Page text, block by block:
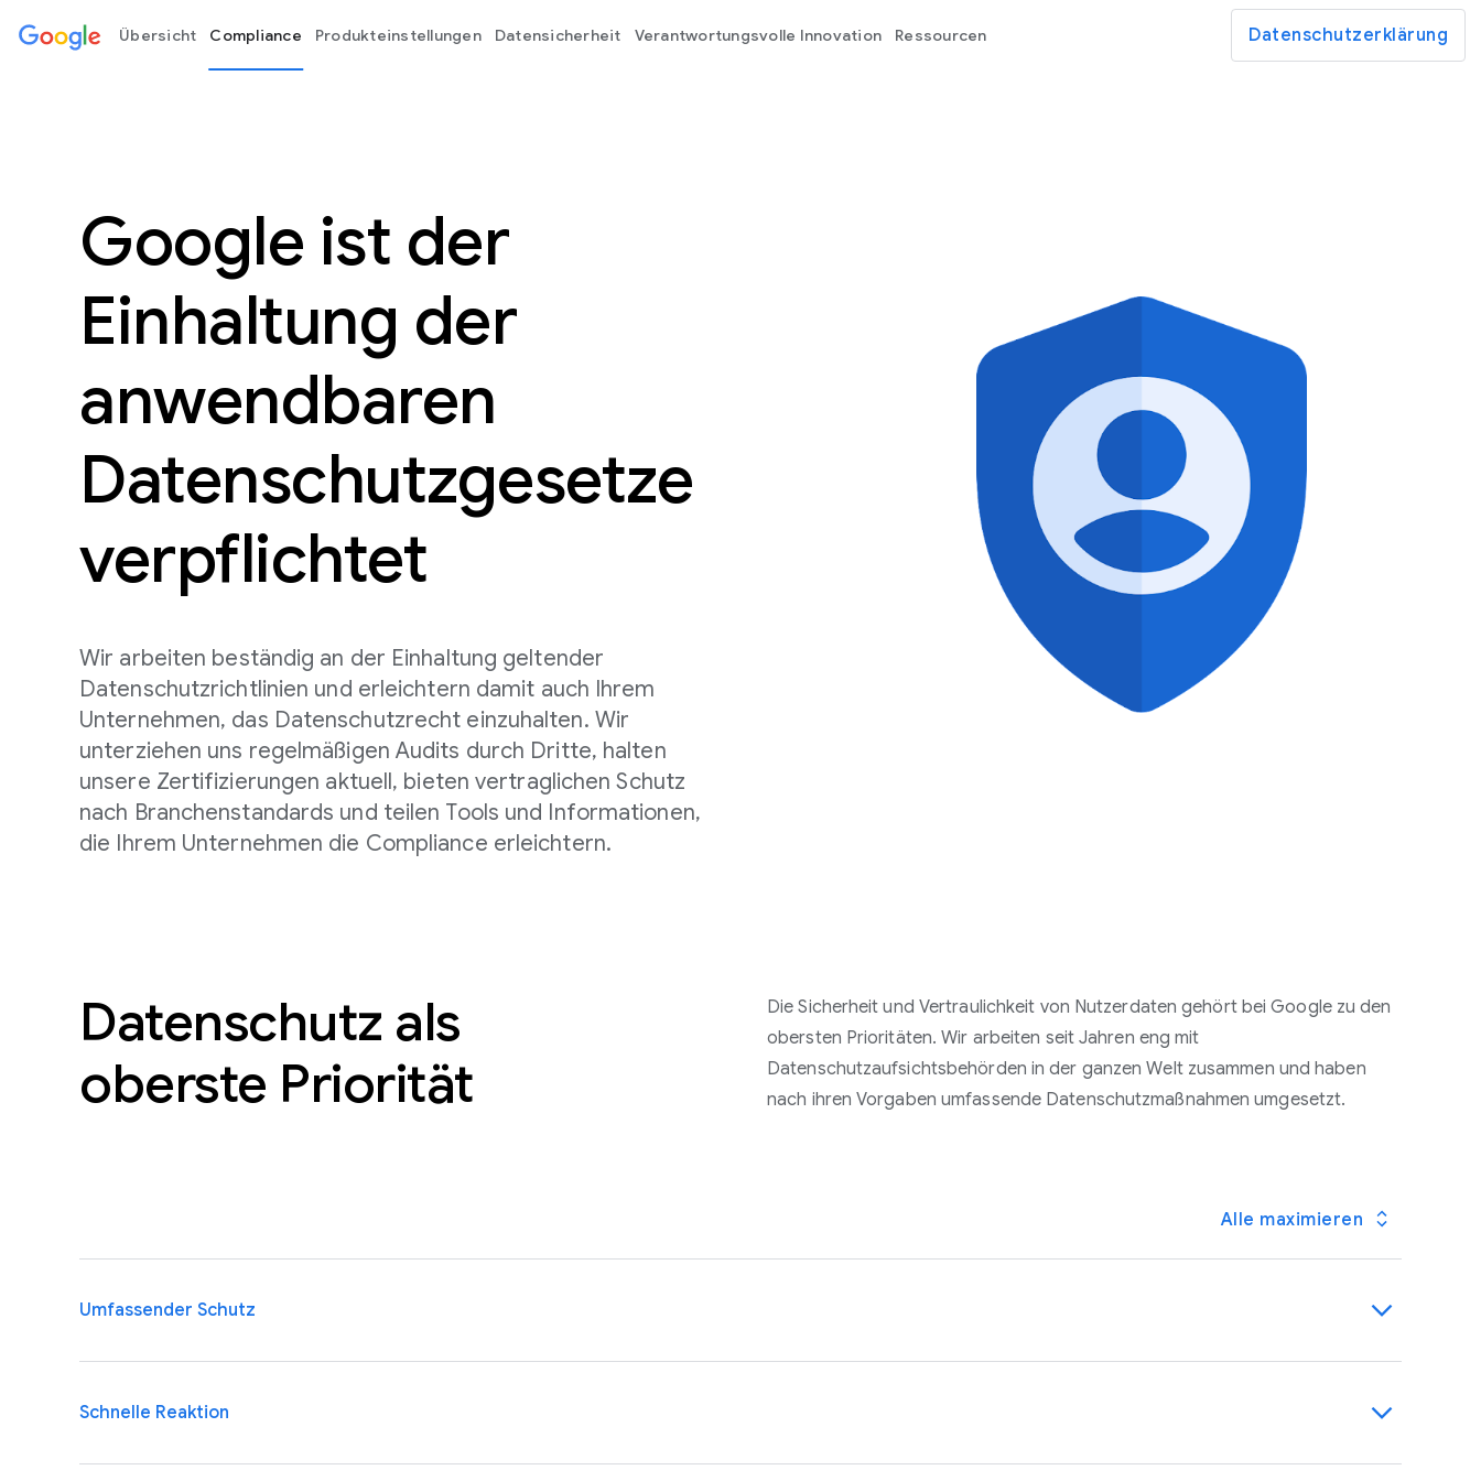
Übersicht Compliance Produkteinstellungen Datensicherheit Verantwortungsvolle Innovation Ressourcen Datenschutzerklärung
Google ist der
Einhaltung der
anwendbaren
Datenschutzgesetze
verpflichtet
Wir arbeiten beständig an der Einhaltung geltender
Datenschutzrichtlinien und erleichtern damit auch Ihrem
Unternehmen, das Datenschutzrecht einzuhalten. Wir
unterziehen uns regelmäßigen Audits durch Dritte, halten
unsere Zertifizierungen aktuell, bieten vertraglichen Schutz
nach Branchenstandards und teilen Tools und Informationen,
die Ihrem Unternehmen die Compliance erleichtern.
Datenschutz als
oberste Priorität
Die Sicherheit und Vertraulichkeit von Nutzerdaten gehört bei Google zu den
obersten Prioritäten. Wir arbeiten seit Jahren eng mit
Datenschutzaufsichtsbehörden in der ganzen Welt zusammen und haben
nach ihren Vorgaben umfassende Datenschutzmaßnahmen umgesetzt.
Alle maximieren
Umfassender Schutz
Wir sind mit Blick auf die Sicherheitsanforderungen der geltenden Datenschutzgesetze gut aufgestellt. Unsere Dienste werden durch zuverlässige und
wird unser Programm jährlich durch externe Auditoren geprüft.
Schnelle Reaktion